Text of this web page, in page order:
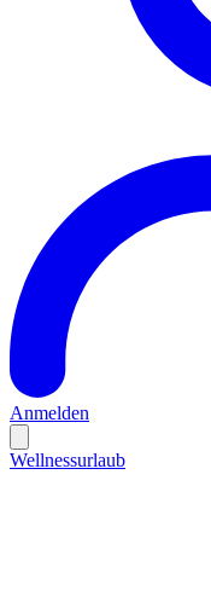
Anmelden
Wellnessurlaub